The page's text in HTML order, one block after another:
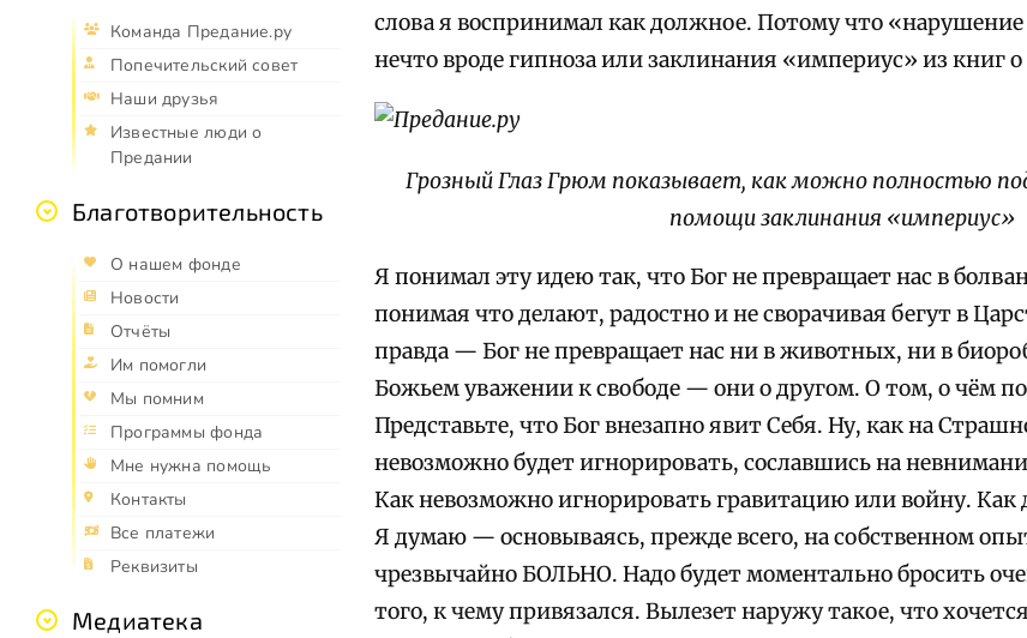
Команда Предание.ру
Попечительский совет
Наши друзья
Известные люди о
Предании
Благотворительность
О нашем фонде
Новости
Отчёты
Им помогли
Мы помним
Программы фонда
Мне нужна помощь
Контакты
Все платежи
Реквизиты
Медиатека
слова я воспринимал как должное. Потому что
нечто вроде гипноза или заклинания «империус» из книг
Грозный Глаз Грюм показывает, как можно полностью
помощи заклинания «империус»
Я понимал эту идею так, что Бог не превращает нас в
понимая что делают, радостно и не сворачивая бегут в
правда — Бог не превращает нас ни в животных, ни в
Божьем уважении к свободе — они о другом. О том, о чём
Представьте, что Бог внезапно явит Себя. Ну, как на
невозможно будет игнорировать, сославшись на
Как невозможно игнорировать гравитацию или войну. Как
Я думаю — основываясь, прежде всего, на собственном
чрезвычайно БОЛЬНО. Надо будет моментально бросить
того, к чему привязался. Вылезет наружу такое, что